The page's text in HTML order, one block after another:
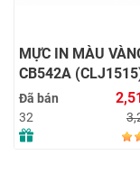
MỰC IN MÀU
CB542A
Đã bán
32